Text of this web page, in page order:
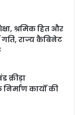
श्रमिक हित और
राज्य कैबिनेट
क्रीड़ा
कार्यों की